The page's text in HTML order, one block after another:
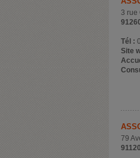
3 rue
Tél :
Site
79